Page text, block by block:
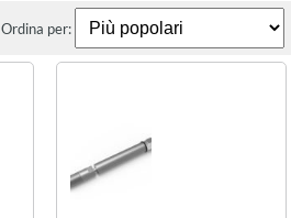
Ordina per: